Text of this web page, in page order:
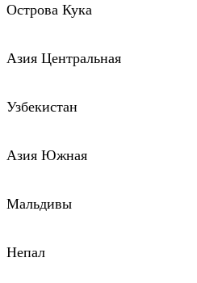
Острова Кука
Азия Центральная
Узбекистан
Азия Южная
Мальдивы
Непал